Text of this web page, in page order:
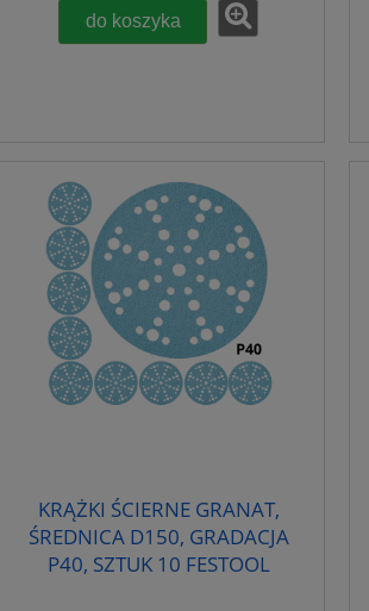
do koszyka
KRĄŻKI ŚCIERNE GRANAT,
ŚREDNICA D150, GRADACJA
P40, SZTUK 10 FESTOOL